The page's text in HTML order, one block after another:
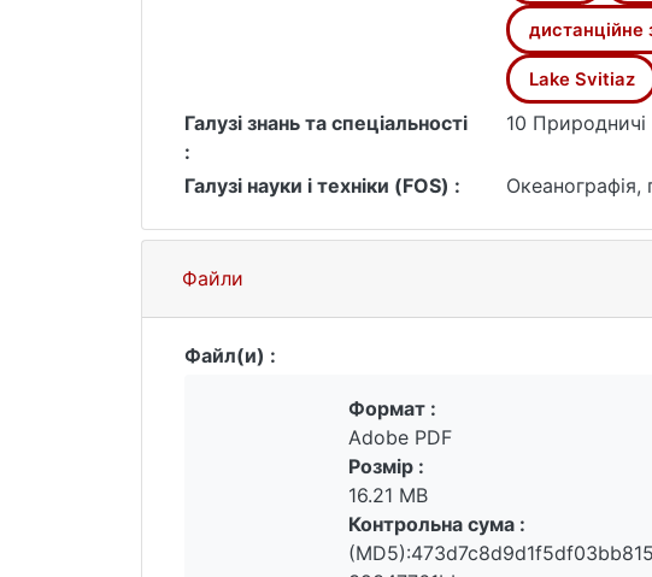
дистанційне
Lake Svitiaz
Галузі знань та спеціальності
:
10 Природничі
Галузі науки і техніки (FOS) : Океанографія,
Файли
Файл(и) :
Формат :
Adobe PDF
Розмір :
16.21 MB
Контрольна сума :
(MD5):473d7c8d9d1f5df03bb815